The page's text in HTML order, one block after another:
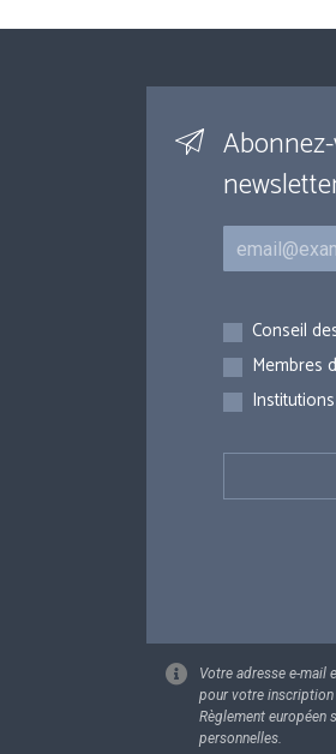
Courriel
Inscriptions
Conseil
Membres
Votre adresse e-mail
pour votre inscription
Règlement européen
personnelles.